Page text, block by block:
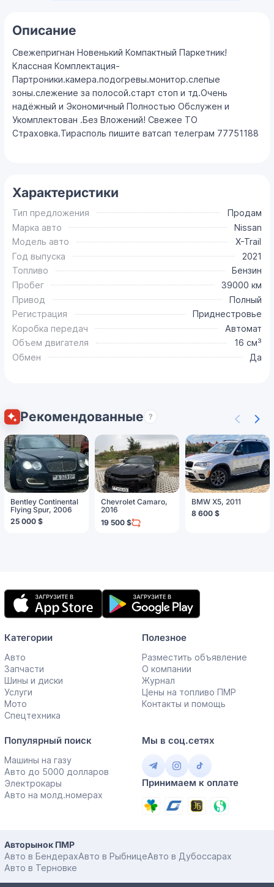
Описание
Свежепригнан Новенький Компактный Паркетник!
Классная Комплектация-
Партроники.камера.подогревы.монитор.слепые
зоны.слежение за полосой.старт стоп и тд.Очень
надёжный и Экономичный Полностью Обслужен и
Укомплектован .Без Вложений! Свежее ТО
Страховка.Тирасполь пишите ватсап телеграм 77751188
Характеристики
Тип предложения
Продам
Марка авто
Nissan
Модель авто
X-Trail
Год выпуска
2021
Топливо
Бензин
Пробег
39000 км
Привод
Полный
Регистрация
Приднестровье
Коробка передач
Автомат
Объем двигателя
16 см³
Обмен
Да
Рекомендованные ?
Bentley Continental
Flying Spur, 2006
25 000 $
Chevrolet Camaro,
2016
19 500 $
BMW X5, 2011
8 600 $
Мобильное
приложение
Категории
Авто
Запчасти
Шины и диски
Услуги
Мото
Спецтехника
Полезное
Разместить объявление
О компании
Журнал
Цены на топливо ПМР
Контакты и помощь
Популярный поиск
Машины на газу
Авто до 5000 долларов
Электрокары
Авто на молд.номерах
Мы в соц.сетях
Принимаем к оплате
Авторынок ПМР
Авто в БендерахАвто в РыбницеАвто в Дубоссарах
Авто в Терновке